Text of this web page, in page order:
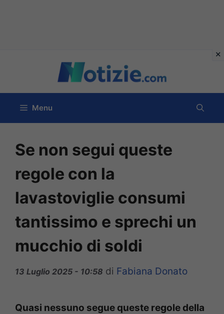
contenuto
Menu
Se non segui queste
regole con la
lavastoviglie consumi
tantissimo e sprechi un
mucchio di soldi
13 Luglio 2025 - 10:58 di Fabiana Donato
Quasi nessuno segue queste regole della